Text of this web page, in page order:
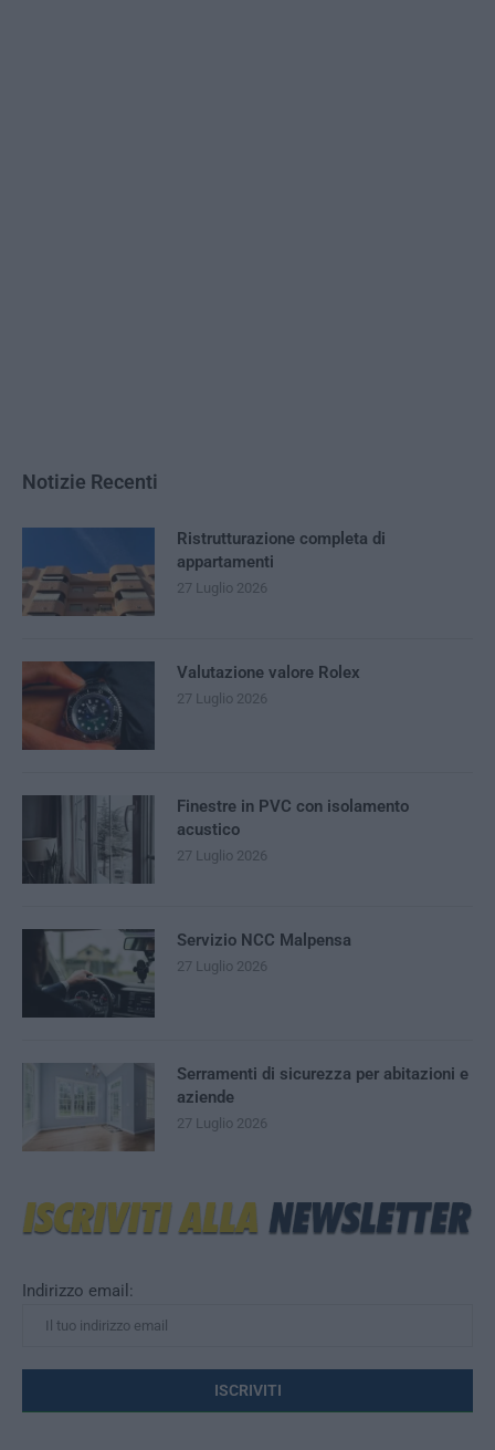
Indirizzo email:
Notizie Recenti
Ristrutturazione completa di
appartamenti
27 Luglio 2026
Valutazione valore Rolex
27 Luglio 2026
Finestre in PVC con isolamento
acustico
27 Luglio 2026
Servizio NCC Malpensa
27 Luglio 2026
Serramenti di sicurezza per abitazioni e
aziende
27 Luglio 2026